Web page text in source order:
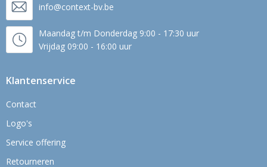
info@context-bv.be
Maandag t/m Donderdag 9:00 - 17:30 uur
Vrijdag 09:00 - 16:00 uur
Klantenservice
Contact
Logo's
Service offering
Retourneren